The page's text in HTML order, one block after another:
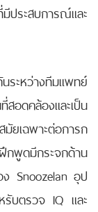
ระสบการณ์และ
ะหว่างทีมแพทย์
อดคล้องและเป็น
ยเฉพาะต่อการก
พูดมีกระจกด้าน
Snoozelan อุป
บตรวจ IQ และ